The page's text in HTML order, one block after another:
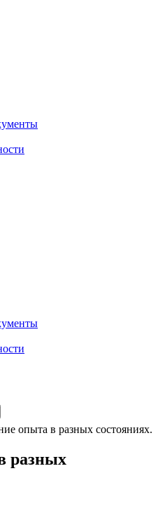
опыта в разных состояниях.
разных